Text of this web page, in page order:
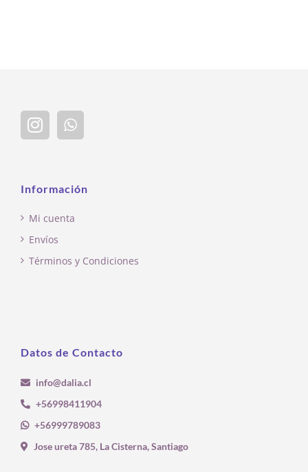
Información
Mi cuenta
Envíos
Términos y Condiciones
Datos de Contacto
info@dalia.cl
+56998411904
+56999789083
Jose ureta 785, La Cisterna, Santiago